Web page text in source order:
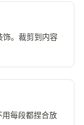
饰。裁剪到内容
每段都捏合放